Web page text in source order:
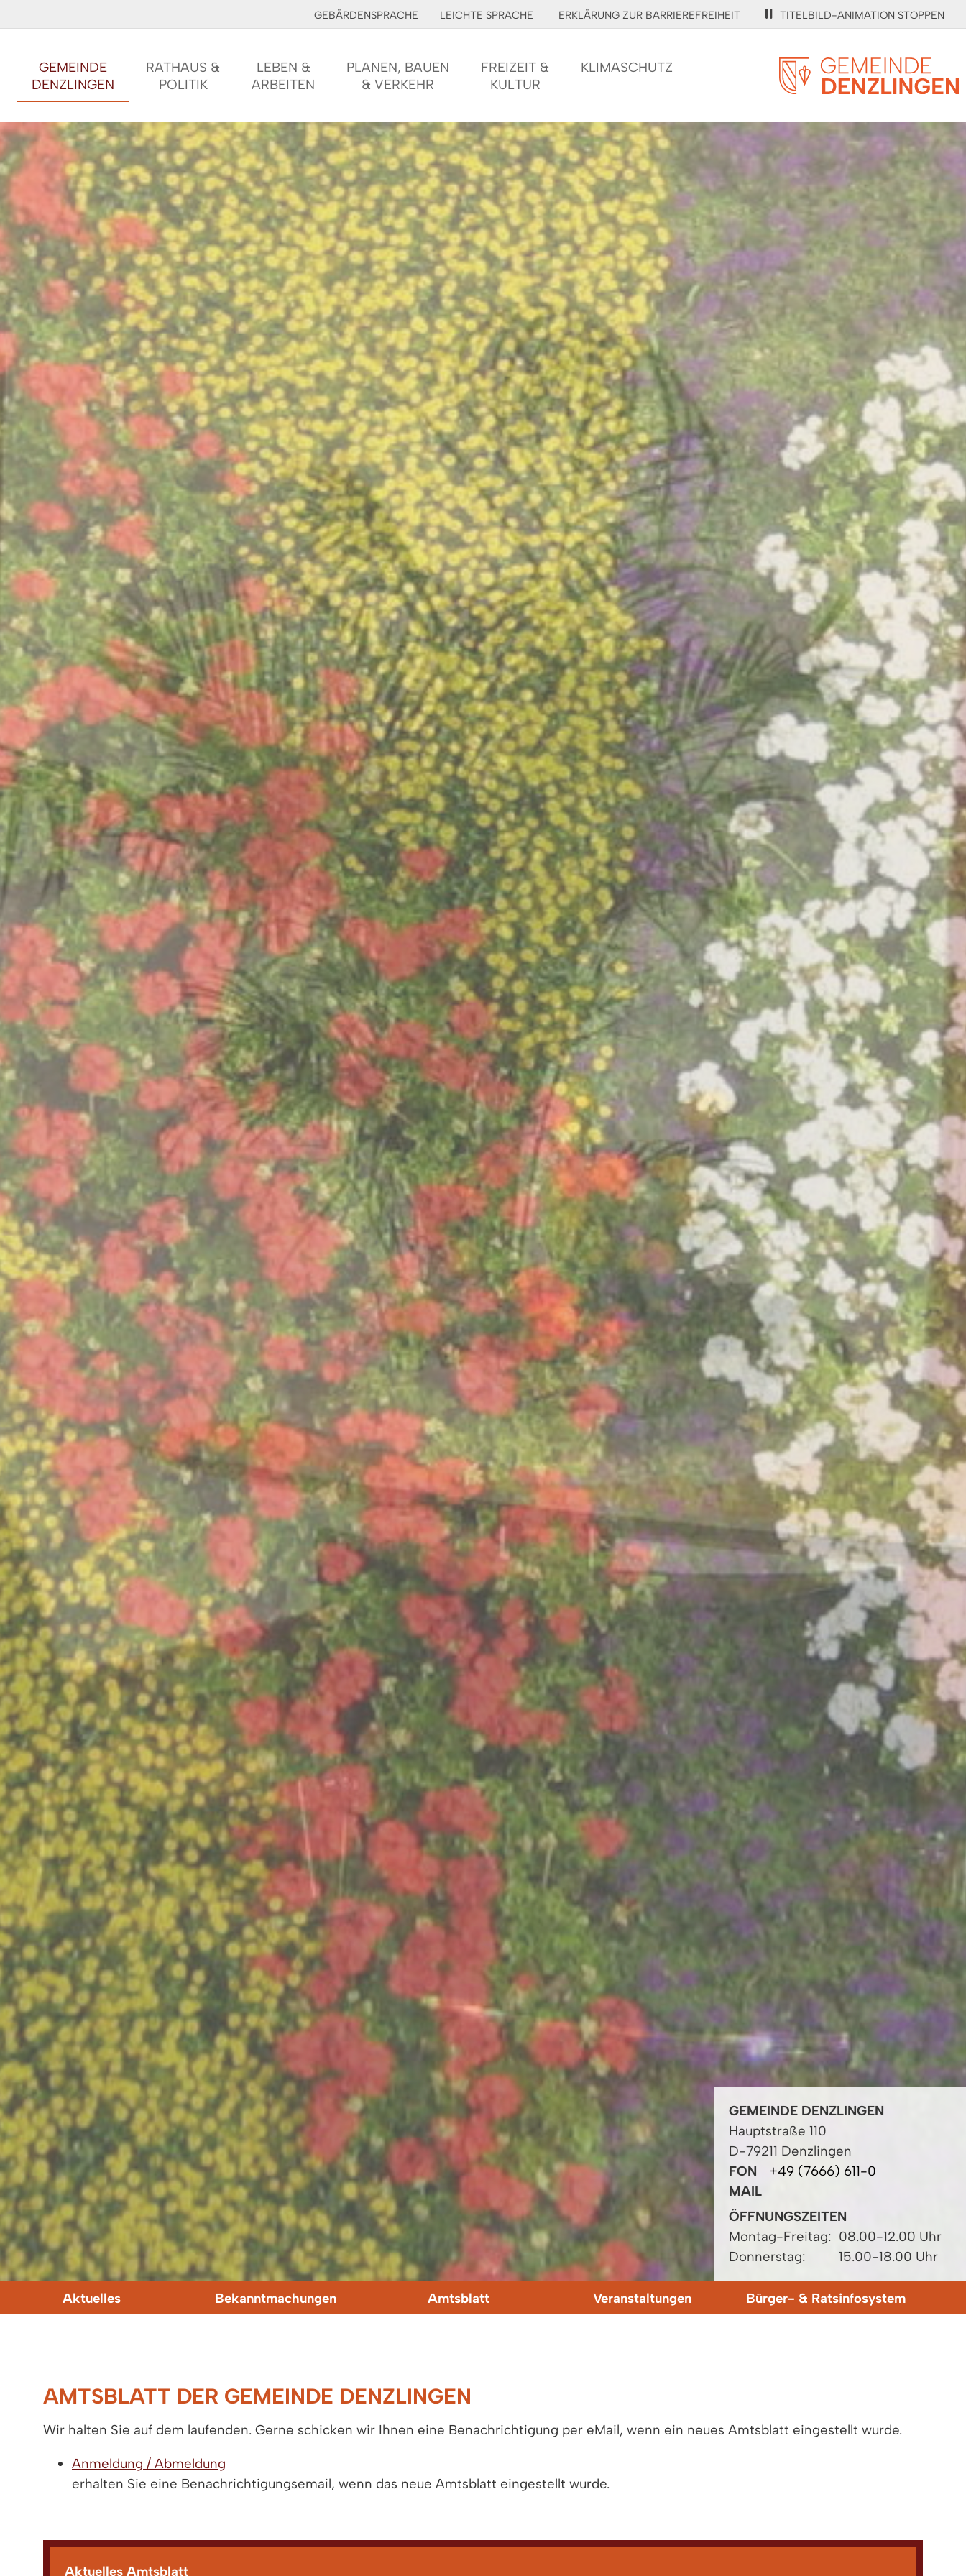
GEBÄRDENSPRACHE LEICHTE SPRACHE ERKLÄRUNG ZUR BARRIEREFREIHEIT TITELBILD-ANIMATION STOPPEN
GEMEINDE
DENZLINGEN
RATHAUS &
POLITIK
LEBEN &
ARBEITEN
PLANEN, BAUEN
& VERKEHR
FREIZEIT &
KULTUR
KLIMASCHUTZ
GEMEINDE DENZLINGEN
Hauptstraße 110
D-79211 Denzlingen
FON
+49 (7666) 611-0
MAIL
ÖFFNUNGSZEITEN
Montag-Freitag: 08.00-12.00 Uhr
Donnerstag:
15.00-18.00 Uhr
Aktuelles Bekanntmachungen Amtsblatt Veranstaltungen Bürger- & Ratsinfosystem
AMTSBLATT DER GEMEINDE DENZLINGEN
Wir halten Sie auf dem laufenden. Gerne schicken wir Ihnen eine Benachrichtigung per eMail, wenn ein neues Amtsblatt eingestellt wurde.
Anmeldung / Abmeldung
erhalten Sie eine Benachrichtigungsemail, wenn das neue Amtsblatt eingestellt wurde.
Aktuelles Amtsblatt